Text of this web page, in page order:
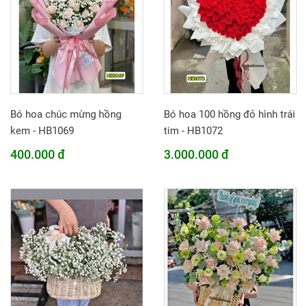
Bó hoa chúc mừng hồng
kem - HB1069
400.000 đ
Bó hoa 100 hồng đỏ hình trái
tim - HB1072
3.000.000 đ